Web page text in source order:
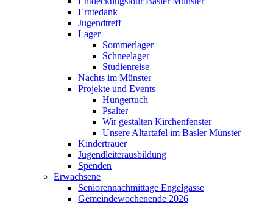
Erntedank
Jugendtreff
Lager
Sommerlager
Schneelager
Studienreise
Nachts im Münster
Projekte und Events
Hungertuch
Psalter
Wir gestalten Kirchenfenster
Unsere Altartafel im Basler Münster
Kindertrauer
Jugendleiterausbildung
Spenden
Erwachsene
Seniorennachmittage Engelgasse
Gemeindewochenende 2026